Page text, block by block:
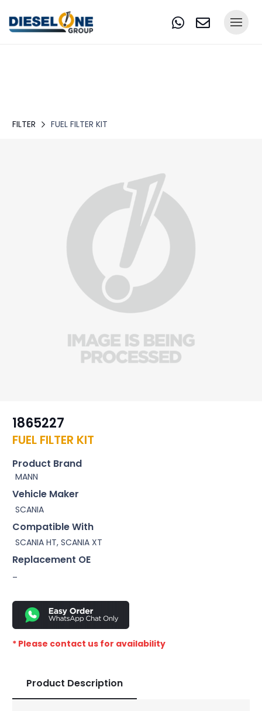
FILTER FUEL FILTER KIT
1865227
FUEL FILTER KIT
Product Brand
MANN
Vehicle Maker
SCANIA
Compatible With
SCANIA HT, SCANIA XT
Replacement OE
–
* Please contact us for availability
Product Description